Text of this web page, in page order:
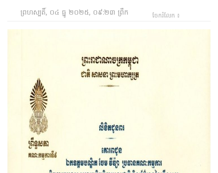
ព្រហស្បតិ៍, ០៤ ធ្នូ ២០២៥, ០៩:២៣ ព្រឹក ចែករំលែក ៖